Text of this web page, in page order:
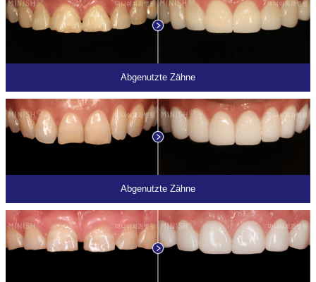
Abgenutzte Zähne
Abgenutzte Zähne